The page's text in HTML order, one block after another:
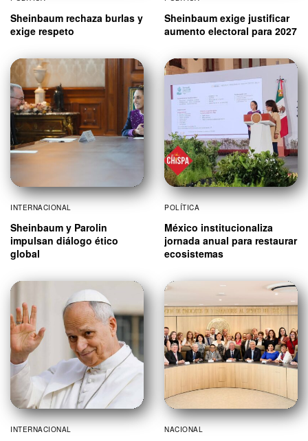
Sheinbaum rechaza burlas y
exige respeto
Sheinbaum exige justificar
aumento electoral para 2027
INTERNACIONAL
Sheinbaum y Parolin
impulsan diálogo ético
global
POLÍTICA
México institucionaliza
jornada anual para restaurar
ecosistemas
INTERNACIONAL NACIONAL